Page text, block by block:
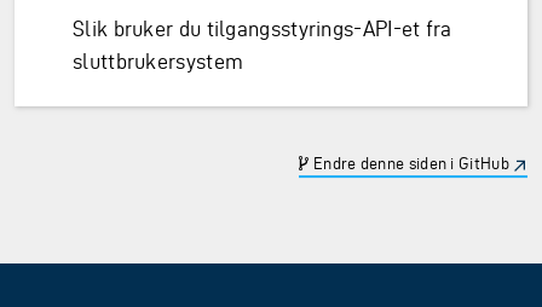
Slik bruker du tilgangsstyrings-API-et fra
sluttbrukersystem
Endre denne siden i GitHub